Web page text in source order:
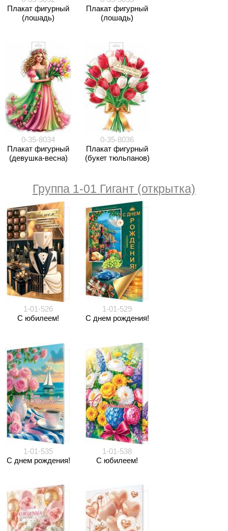
Плакат фигурный
(лошадь)
Плакат фигурный
(лошадь)
0-35-8034
Плакат фигурный
(девушка-весна)
0-35-8036
Плакат фигурный
(букет тюльпанов)
Группа 1-01 Гигант (открытка)
1-01-526
С юбилеем!
1-01-529
С днем рождения!
1-01-535
С днем рождения!
1-01-538
С юбилеем!